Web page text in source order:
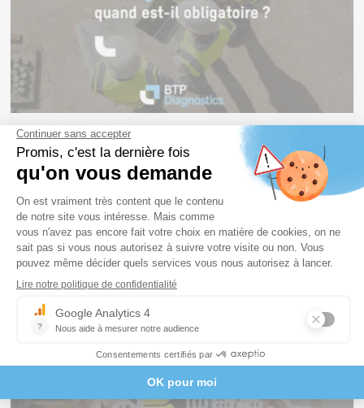
EXPERTISE 8 décembre 2025
Dans quels cas le diagnostic PEMD
est-il obligatoire ?
Lire la suite